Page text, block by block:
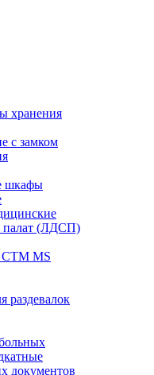
хранения
с замком
шкафы
палат (ЛДСП)
MS
раздевалок
документов